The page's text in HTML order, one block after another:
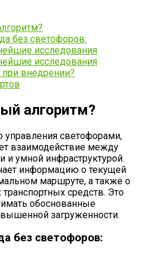
без светофоров:
исследования
исследования
внедрении?
алгоритм?
управления светофорами,
взаимодействие между
и умной инфраструктурой.
информацию о текущей
маршруте, а также о
средств. Это
обоснованные
загруженности.
без светофоров: